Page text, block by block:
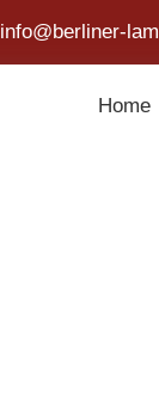
info@berliner-
Home